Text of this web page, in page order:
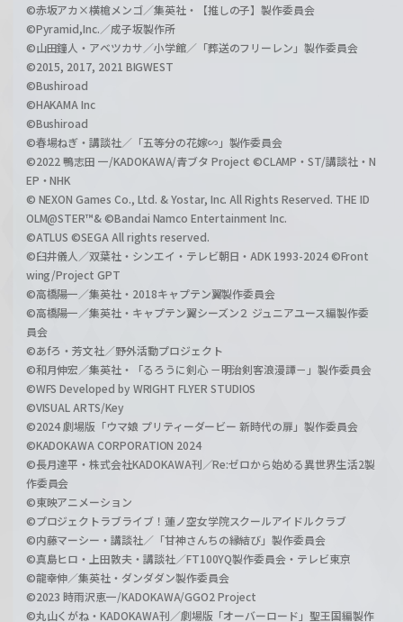
©赤坂アカ×横槍メンゴ／集英社・【推しの子】製作委員会
©Pyramid,Inc.／成子坂製作所
©山田鐘人・アベツカサ／小学館／「葬送のフリーレン」製作委員会
©2015, 2017, 2021 BIGWEST
©Bushiroad
©HAKAMA Inc
©Bushiroad
©春場ねぎ・講談社／「五等分の花嫁∽」製作委員会
©2022 鴨志田 一/KADOKAWA/青ブタ Project ©CLAMP・ST/講談社・N
EP・NHK
© NEXON Games Co., Ltd. & Yostar, Inc. All Rights Reserved. THE ID
OLM@STER™& ©Bandai Namco Entertainment Inc.
©ATLUS ©SEGA All rights reserved.
©臼井儀人／双葉社・シンエイ・テレビ朝日・ADK 1993-2024 ©Front
wing/Project GPT
©高橋陽一／集英社・2018キャプテン翼製作委員会
©高橋陽一／集英社・キャプテン翼シーズン２ ジュニアユース編製作委
員会
©あfろ・芳文社／野外活動プロジェクト
©和月伸宏／集英社・「るろうに剣心 －明治剣客浪漫譚－」製作委員会
©WFS Developed by WRIGHT FLYER STUDIOS
©VISUAL ARTS/Key
©2024 劇場版「ウマ娘 プリティーダービー 新時代の扉」製作委員会
©KADOKAWA CORPORATION 2024
©長月達平・株式会社KADOKAWA刊／Re:ゼロから始める異世界生活2製
作委員会
©東映アニメーション
©プロジェクトラブライブ！蓮ノ空女学院スクールアイドルクラブ
©内藤マーシー・講談社／「甘神さんちの縁結び」製作委員会
©真島ヒロ・上田敦夫・講談社／FT100YQ製作委員会・テレビ東京
©龍幸伸／集英社・ダンダダン製作委員会
©2023 時雨沢恵一/KADOKAWA/GGO2 Project
©丸山くがね・KADOKAWA刊／劇場版「オーバーロード」聖王国編製作